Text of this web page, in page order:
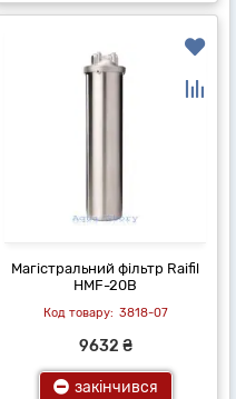
Магістральний фільтр Raifil
HMF-20B
3818-07
9632 ₴
закінчився